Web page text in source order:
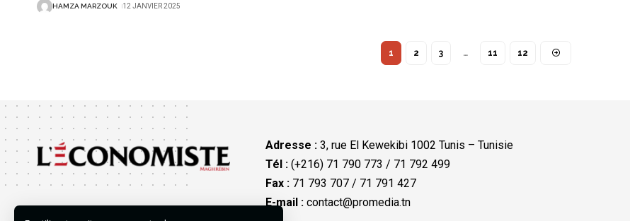
HAMZA MARZOUK 12 JANVIER 2025
1 2 3 … 11 12
Adresse : 3, rue El Kewekibi 1002 Tunis – Tunisie
Tél :(+216) 71 790 773 / 71 792 499
Fax :71 793 707 / 71 791 427
E-mail : contact@promedia.tn